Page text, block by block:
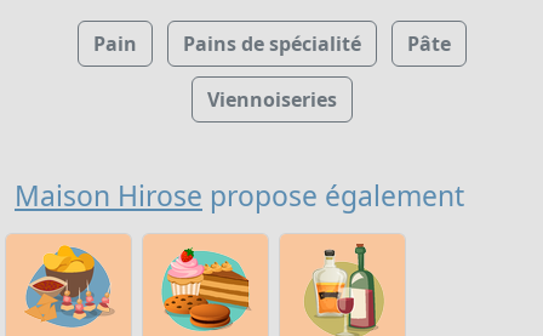
Pain Pains de spécialité Pâte
Viennoiseries
Maison Hirose propose également